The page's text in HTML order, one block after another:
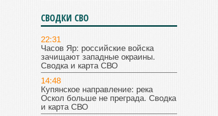
СВОДКИ СВО
22:31
Часов Яр: российские войска
зачищают западные окраины.
Сводка и карта СВО
14:48
Купянское направление: река
Оскол больше не преграда. Сводка
и карта СВО